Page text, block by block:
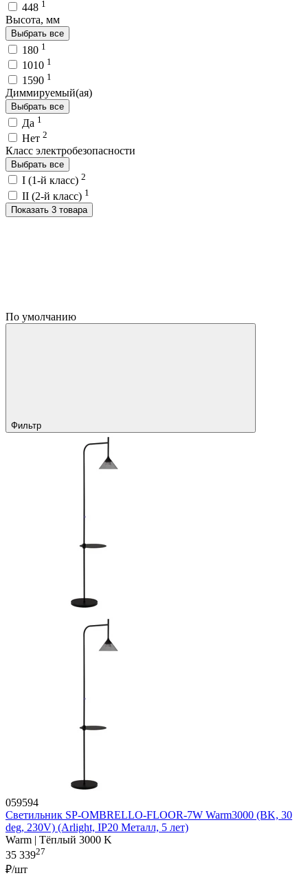
448 1
Высота, мм
Выбрать все
180 1
1010 1
1590 1
Диммируемый(ая)
Выбрать все
Да 1
Нет 2
Класс электробезопасности
Выбрать все
I (1-й класс) 2
II (2-й класс) 1
Показать 3 товара
По умолчанию
Фильтр
059594
Светильник SP-OMBRELLO-FLOOR-7W Warm3000 (BK, 30
deg, 230V) (Arlight, IP20 Металл, 5 лет)
Warm | Тёплый 3000 K
35 33927
₽/шт